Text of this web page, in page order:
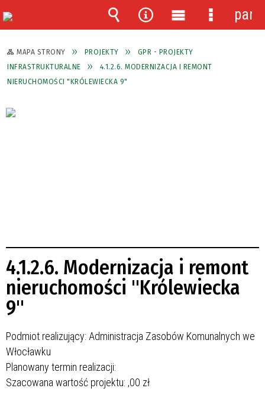
MAPA STRONY PROJEKTY
GPR - PROJEKTY
INFRASTRUKTURALNE
4.1.2.6. MODERNIZACJA I REMONT
NIERUCHOMOŚCI "KRÓLEWIECKA 9"
4.1.2.6. Modernizacja i remont
nieruchomości "Królewiecka
9"
Podmiot realizujący: Administracja Zasobów Komunalnych we
Włocławku
Planowany termin realizacji:
Szacowana wartość projektu: ,00 zł
Wyszukiwarka
Narzędzia
Menu
główne
Menu